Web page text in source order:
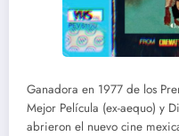
Ganadora en 1977 de los
Mejor Película (ex-aequo) y
abrieron el nuevo cine